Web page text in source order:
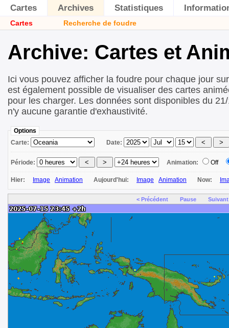
Cartes Archives Statistiques
Cartes Recherche de foudre
Archive: Cartes et
Ici vous pouvez afficher la foudre pour chaque jour
est également possible de visualiser des cartes
pour les charger. Les données sont disponibles du
n'y aucune garantie d'exhaustivité.
Options
Carte:
Date:
Période: Animation: Off
Hier: Image Animation Aujourd'hui: Image Animation Now:
< Précédent Pause Suivant